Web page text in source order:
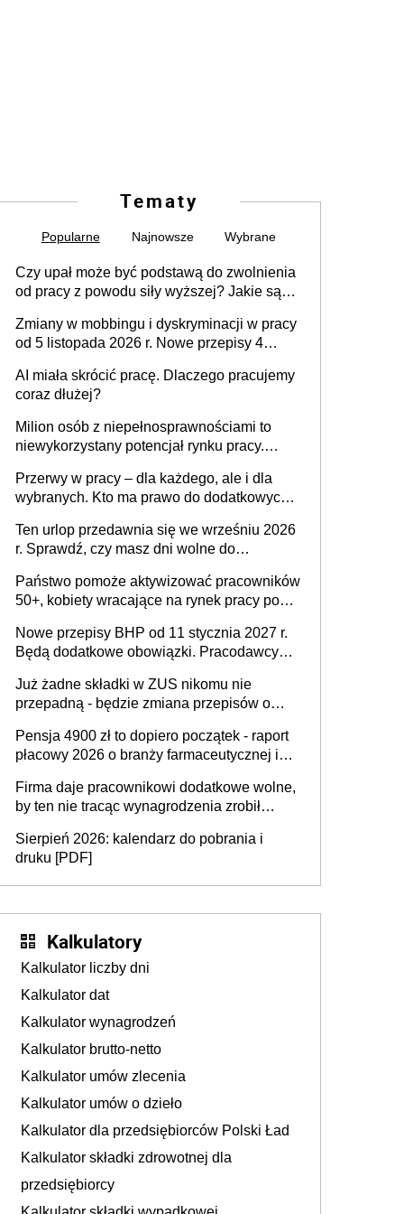
Tematy
Popularne Najnowsze Wybrane
Czy upał może być podstawą do zwolnienia
od pracy z powodu siły wyższej? Jakie są
Zmiany w mobbingu i dyskryminacji w pracy
od 5 listopada 2026 r. Nowe przepisy 4
Ustaw
AI miała skrócić pracę. Dlaczego pracujemy
coraz dłużej?
Milion osób z niepełnosprawnościami to
niewykorzystany potencjał rynku pracy.
dofinansowań czy refundacji, ale bariery po
stronie systemu i świadomości
pracodawców [WYWIAD]
Przerwy w pracy – dla każdego, ale i dla
wybranych. Kto ma prawo do dodatkowych
Ten urlop przedawnia się we wrześniu 2026
r. Sprawdź, czy masz dni wolne do
Państwo pomoże aktywizować pracowników
50+, kobiety wracające na rynek pracy po
osoby neuroatypowe. Powstanie Fundusz
na rzecz Inkluzywności w Zatrudnianiu?
Nowe przepisy BHP od 11 stycznia 2027 r.
Będą dodatkowe obowiązki. Pracodawcy
Już żadne składki w ZUS nikomu nie
przepadną - będzie zmiana przepisów o
ubezpieczeniom społecznym
Pensja 4900 zł to dopiero początek - raport
płacowy 2026 o branży farmaceutycznej i
Firma daje pracownikowi dodatkowe wolne,
by ten nie tracąc wynagrodzenia zrobił
sprawdza
Sierpień 2026: kalendarz do pobrania i
druku [PDF]
Kalkulatory
Kalkulator liczby dni
Kalkulator dat
Kalkulator wynagrodzeń
Kalkulator brutto-netto
Kalkulator umów zlecenia
Kalkulator umów o dzieło
Kalkulator dla przedsiębiorców Polski Ład
Kalkulator składki zdrowotnej dla
przedsiębiorcy